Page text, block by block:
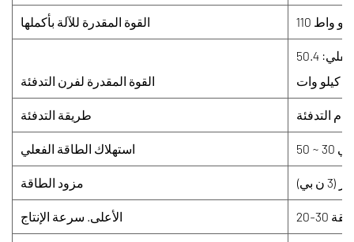
القوة المقدرة للآلة بأكملها كيلو واط
القوة المقدرة لفرن التدفئة
الفرن العلوي: 50.4 كيلو وات الفرن السفلي: 50.4
كيلو وات
طريقة التدفئة
استهلاك الطاقة الفعلي
مزود الطاقة
الأعلى. سرعة الإنتاج